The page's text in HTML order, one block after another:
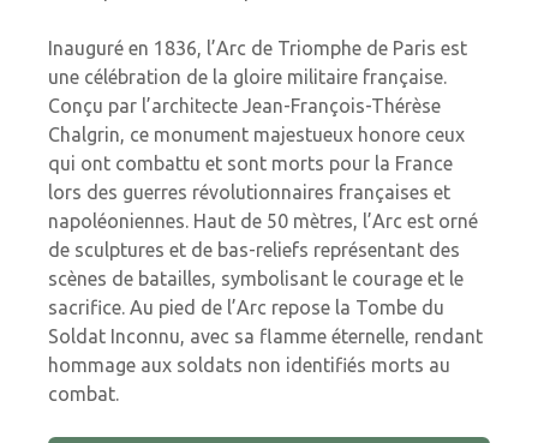
Inauguré en 1836, l’Arc de Triomphe de Paris est
une célébration de la gloire militaire française.
Conçu par l’architecte Jean-François-Thérèse
Chalgrin, ce monument majestueux honore ceux
qui ont combattu et sont morts pour la France
lors des guerres révolutionnaires françaises et
napoléoniennes. Haut de 50 mètres, l’Arc est orné
de sculptures et de bas-reliefs représentant des
scènes de batailles, symbolisant le courage et le
sacrifice. Au pied de l’Arc repose la Tombe du
Soldat Inconnu, avec sa flamme éternelle, rendant
hommage aux soldats non identifiés morts au
combat.